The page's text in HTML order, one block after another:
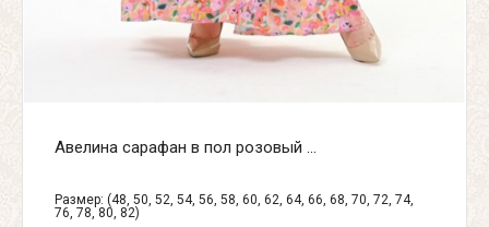
Авелина сарафан в пол розовый ...
Размер: (48, 50, 52, 54, 56, 58, 60, 62, 64, 66, 68, 70, 72, 74,
76, 78, 80, 82)